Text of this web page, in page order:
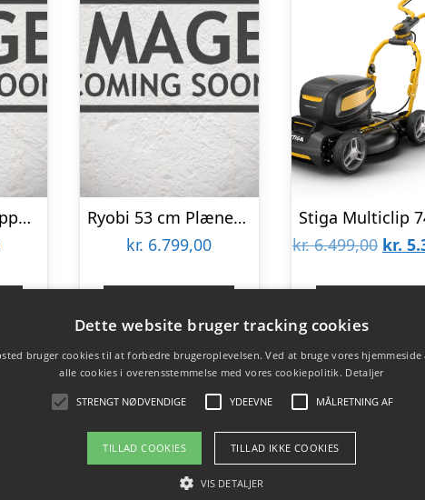
Makita Plæneklipper LXT – DLM539PT2
Ryobi 53 cm Plæneklipper 36V MAX POWER. – RY36LMXSP53A-160
kr. 6.799,00
Gå til shop
kr.6.499,00 Den
kr.
kr.
Gå til shop
Dette website bruger tracking cookies
bruger cookies til at forbedre brugeroplevelsen. Ved at bruge vores hjemmeside
alle cookies i overensstemmelse med vores cookiepolitik. Detaljer
STRENGT NØDVENDIGE YDEEVNE MÅLRETNING AF
TILLAD COOKIES TILLAD IKKE COOKIES
VIS DETALJER